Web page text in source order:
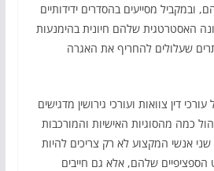
ובמקביל מסייעים בהסדרים ידידותיים
האסטרטגית שלהם חיונית בהימנעות
שעלולים להחריף את האגרה
דין צוואות ועורכי גירושין מדגישים
כמה מהסוגיות האישיות והמורכבות
אנשי המקצוע לא רק צריכים להיות
שלהם, אלא גם חייבים